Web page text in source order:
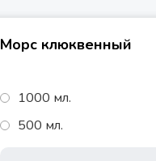
Морс клюквенный
1000 мл.
500 мл.